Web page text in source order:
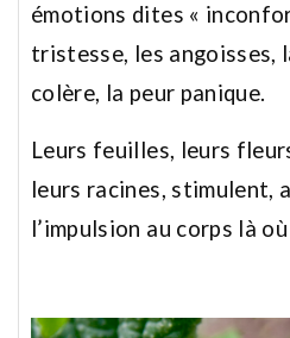
émotions dites «
tristesse, les angoisses,
colère, la peur panique.
Leurs feuilles, leurs
leurs racines, stimulent,
l’impulsion au corps là